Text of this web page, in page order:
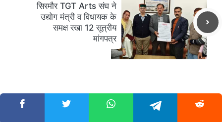
सिरमौर TGT Arts संघ ने
उद्योग मंत्री व विधायक के
समक्ष रखा 12 सूत्रीय
मांगपत्र